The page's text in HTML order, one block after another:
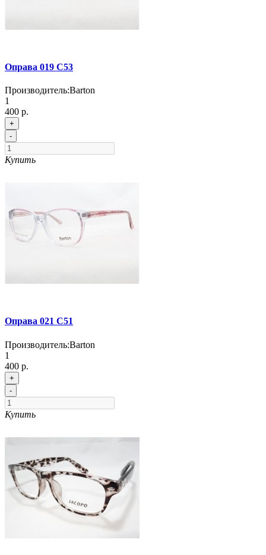
Оправа 019 C53
Производитель:Barton
1
400 р.
+
-
Купить
Оправа 021 C51
Производитель:Barton
1
400 р.
+
-
Купить